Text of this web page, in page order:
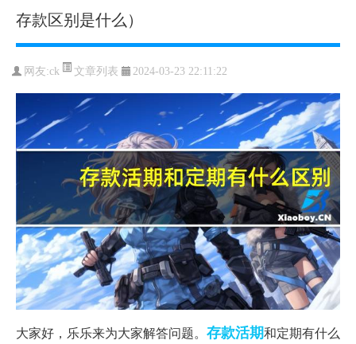
存款区别是什么）
网友:ck 文章列表 2024-03-23 22:11:22
大家好，乐乐来为大家解答问题。 存款活期和定期有什么